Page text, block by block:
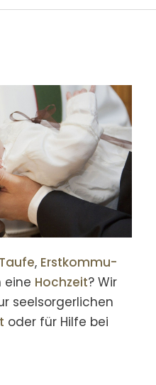
Taufe, Erst­kommu­
eine Hochzeit? Wir
seel­sorger­lichen
oder für Hilfe bei